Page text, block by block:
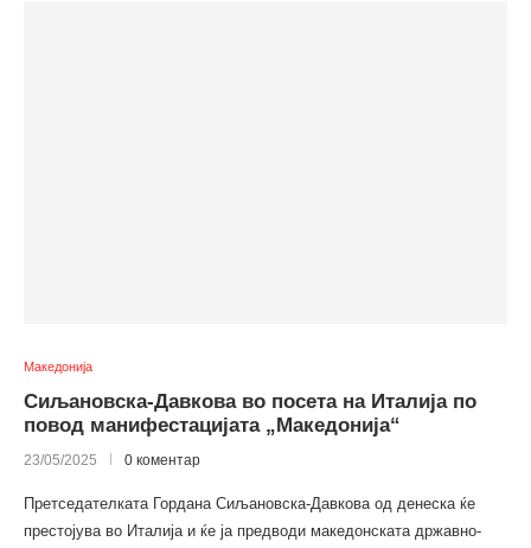
Македонија
Сиљановска-Давкова во посета на Италија по
повод манифестацијата „Македонија“
23/05/2025 0 коментар
Претседателката Гордана Сиљановска-Давкова од денеска ќе
престојува во Италија и ќе ја предводи македонската државно-